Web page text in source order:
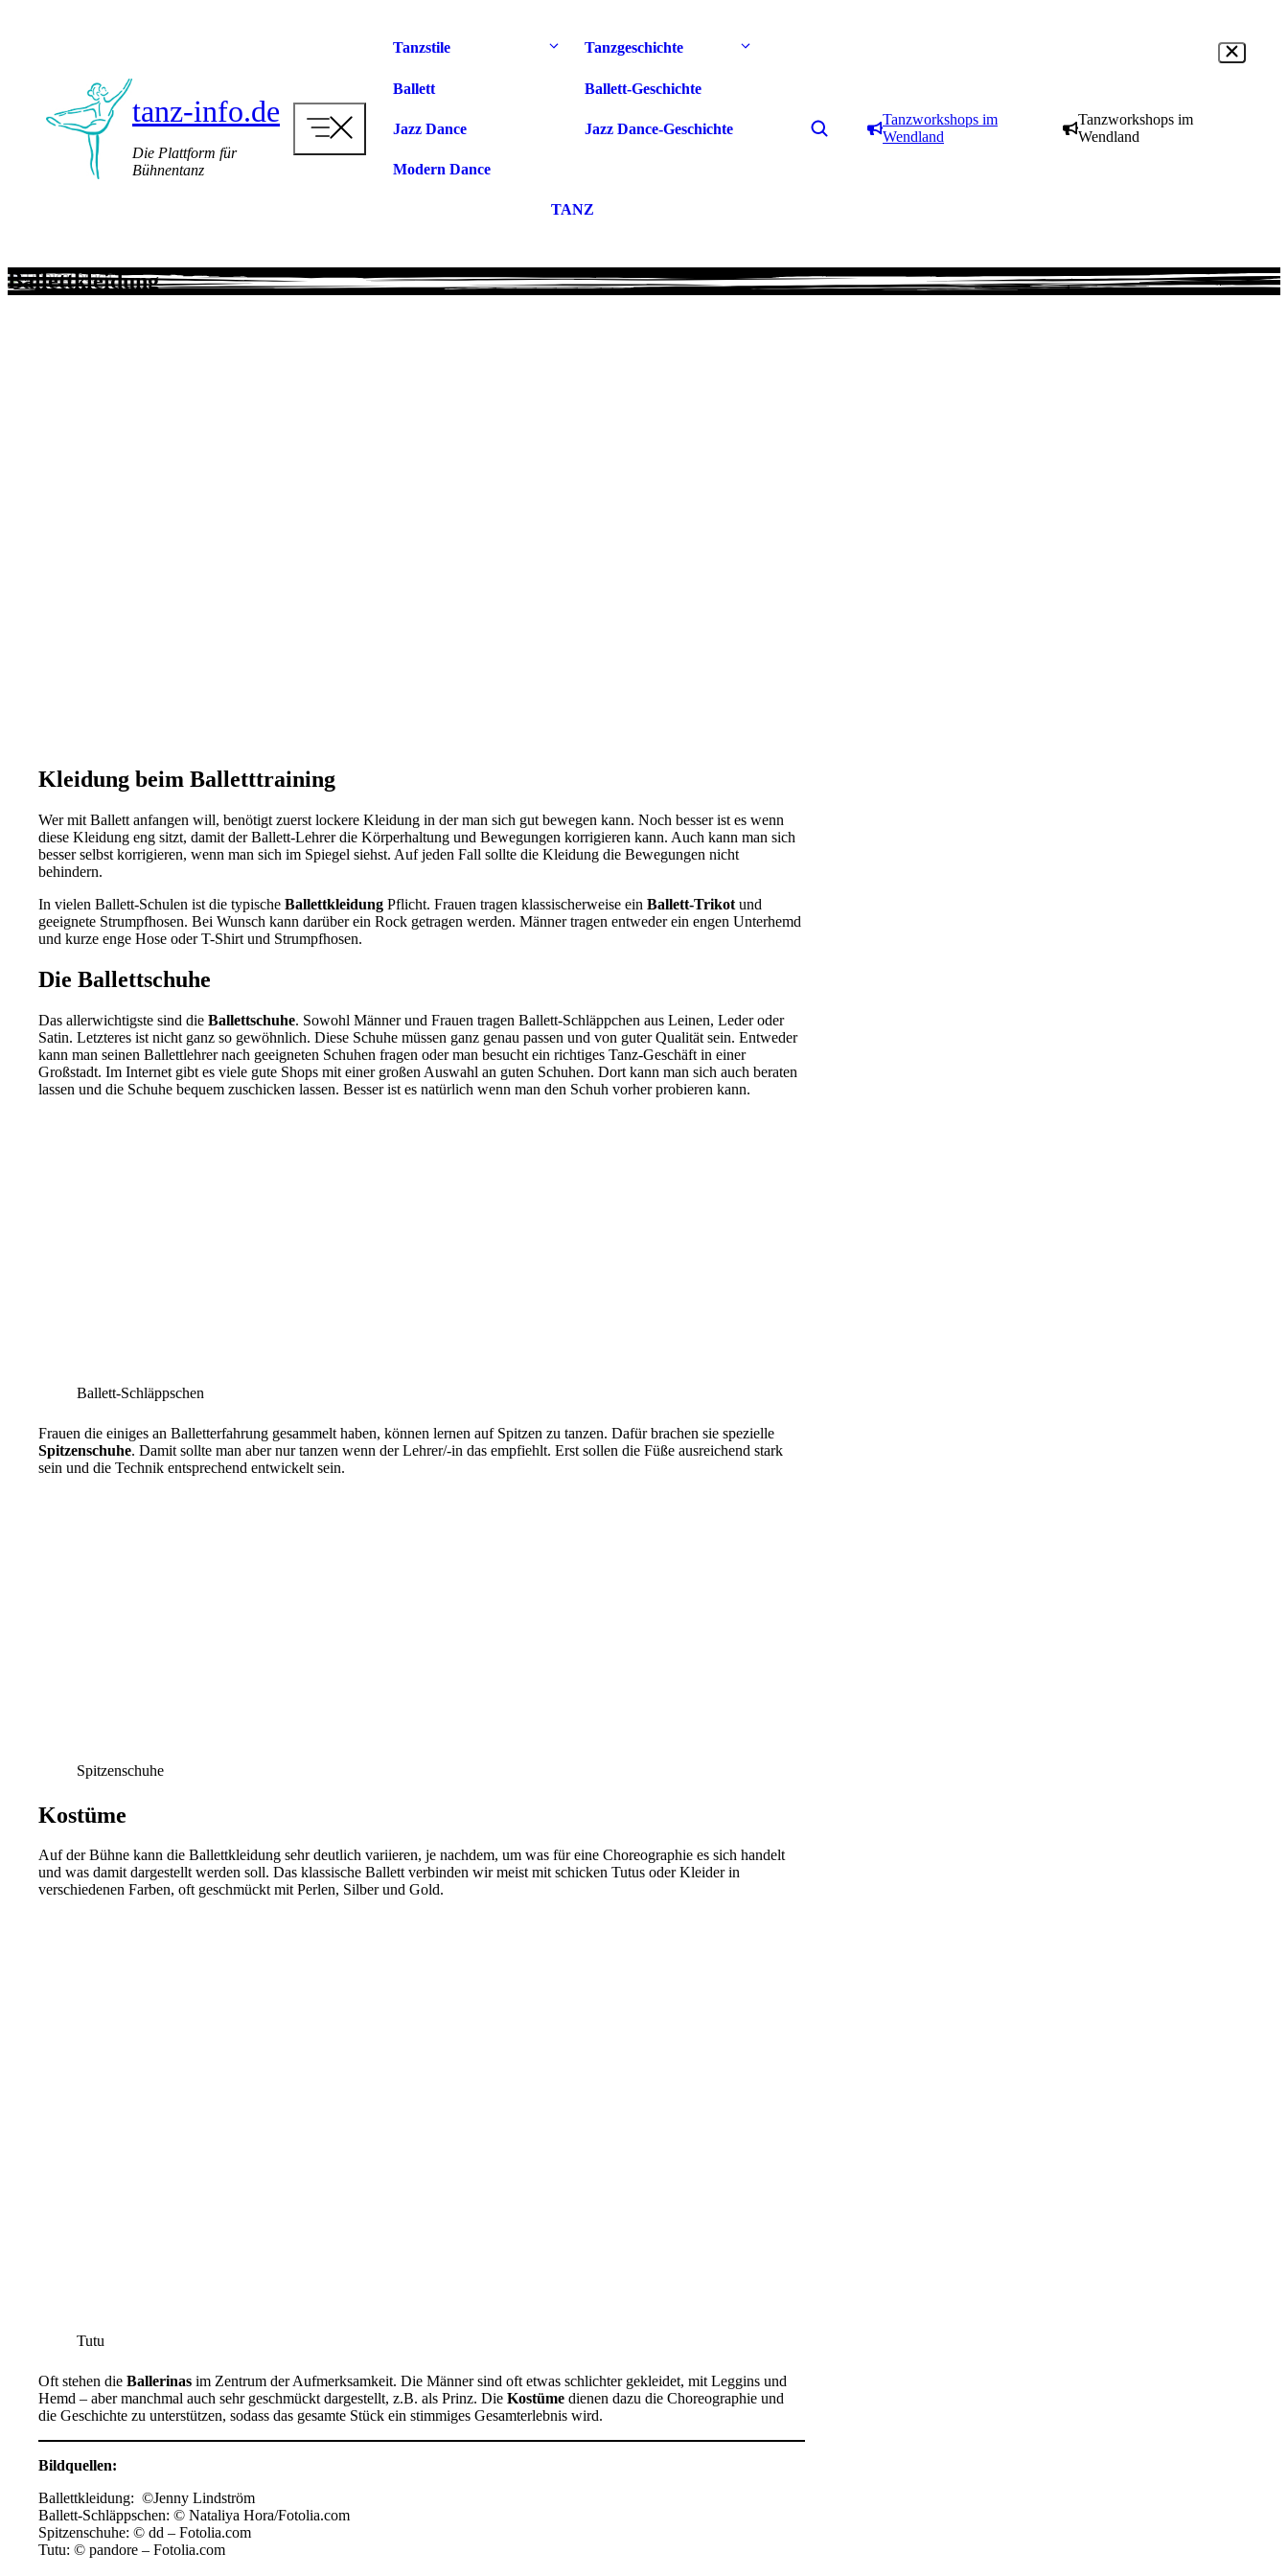
tanz-info.de
Die Plattform für
Bühnentanz
Tanzstile
Ballett
Jazz Dance
Modern Dance
Tanzgeschichte
Ballett-Geschichte
Jazz Dance-Geschichte
TANZ
Tanzworkshops im
Wendland
Tanzworkshops im
Wendland
Ballettkleidung
Kleidung beim Balletttraining
Wer mit Ballett anfangen will, benötigt zuerst lockere Kleidung in der man sich gut bewegen kann. Noch besser ist es wenn
diese Kleidung eng sitzt, damit der Ballett-Lehrer die Körperhaltung und Bewegungen korrigieren kann. Auch kann man sich
besser selbst korrigieren, wenn man sich im Spiegel siehst. Auf jeden Fall sollte die Kleidung die Bewegungen nicht
behindern.
In vielen Ballett-Schulen ist die typische Ballettkleidung Pflicht. Frauen tragen klassischerweise ein Ballett-Trikot und
geeignete Strumpfhosen. Bei Wunsch kann darüber ein Rock getragen werden. Männer tragen entweder ein engen Unterhemd
und kurze enge Hose oder T-Shirt und Strumpfhosen.
Die Ballettschuhe
Das allerwichtigste sind die Ballettschuhe. Sowohl Männer und Frauen tragen Ballett-Schläppchen aus Leinen, Leder oder
Satin. Letzteres ist nicht ganz so gewöhnlich. Diese Schuhe müssen ganz genau passen und von guter Qualität sein. Entweder
kann man seinen Ballettlehrer nach geeigneten Schuhen fragen oder man besucht ein richtiges Tanz-Geschäft in einer
Großstadt. Im Internet gibt es viele gute Shops mit einer großen Auswahl an guten Schuhen. Dort kann man sich auch beraten
lassen und die Schuhe bequem zuschicken lassen. Besser ist es natürlich wenn man den Schuh vorher probieren kann.
Ballett-Schläppschen
Frauen die einiges an Balletterfahrung gesammelt haben, können lernen auf Spitzen zu tanzen. Dafür brachen sie spezielle
Spitzenschuhe. Damit sollte man aber nur tanzen wenn der Lehrer/-in das empfiehlt. Erst sollen die Füße ausreichend stark
sein und die Technik entsprechend entwickelt sein.
Spitzenschuhe
Kostüme
Auf der Bühne kann die Ballettkleidung sehr deutlich variieren, je nachdem, um was für eine Choreographie es sich handelt
und was damit dargestellt werden soll. Das klassische Ballett verbinden wir meist mit schicken Tutus oder Kleider in
verschiedenen Farben, oft geschmückt mit Perlen, Silber und Gold.
Tutu
Oft stehen die Ballerinas im Zentrum der Aufmerksamkeit. Die Männer sind oft etwas schlichter gekleidet, mit Leggins und
Hemd – aber manchmal auch sehr geschmückt dargestellt, z.B. als Prinz. Die Kostüme dienen dazu die Choreographie und
die Geschichte zu unterstützen, sodass das gesamte Stück ein stimmiges Gesamterlebnis wird.
Bildquellen:
Ballettkleidung: ©Jenny Lindström
Ballett-Schläppschen: © Nataliya Hora/Fotolia.com
Spitzenschuhe: © dd – Fotolia.com
Tutu: © pandore – Fotolia.com